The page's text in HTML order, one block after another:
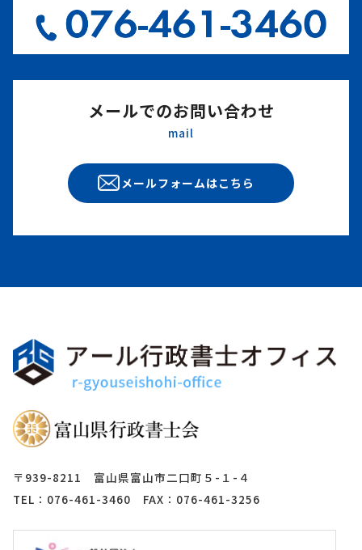
メールでのお問い合わせ
mail
メールフォームはこちら
〒939-8211 富山県富山市二口町５-１-４
TEL：076-461-3460 FAX：076-461-3256